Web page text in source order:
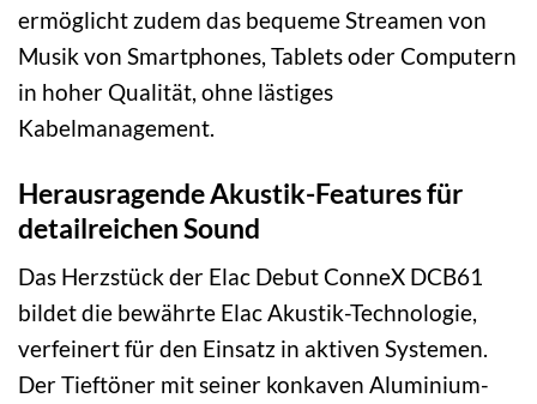
ermöglicht zudem das bequeme Streamen von
Musik von Smartphones, Tablets oder Computern
in hoher Qualität, ohne lästiges
Kabelmanagement.
Herausragende Akustik-Features für
detailreichen Sound
Das Herzstück der Elac Debut ConneX DCB61
bildet die bewährte Elac Akustik-Technologie,
verfeinert für den Einsatz in aktiven Systemen.
Der Tieftöner mit seiner konkaven Aluminium-